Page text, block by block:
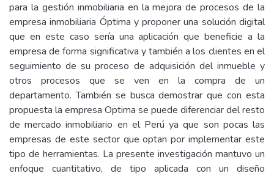
para la gestión inmobiliaria en la mejora de procesos de la
empresa inmobiliaria Óptima y proponer una solución digital
que en este caso sería una aplicación que beneficie a la
empresa de forma significativa y también a los clientes en el
seguimiento de su proceso de adquisición del inmueble y
otros procesos que se ven en la compra de un
departamento. También se busca demostrar que con esta
propuesta la empresa Optima se puede diferenciar del resto
de mercado inmobiliario en el Perú ya que son pocas las
empresas de este sector que optan por implementar este
tipo de herramientas. La presente investigación mantuvo un
enfoque cuantitativo, de tipo aplicada con un diseño